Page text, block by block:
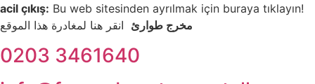
acil çıkış: Bu web sitesinden ayrılmak için buraya tıklayın!
مخرج طوارئ انقر هنا لمغادرة هذا الموقع
0203 3461640